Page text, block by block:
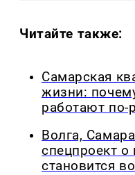
Читайте также:
Самарская
жизни:
работают по-
Волга,
спецпроект о
становится